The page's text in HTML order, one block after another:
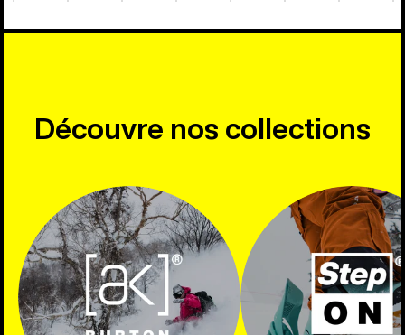
Découvre nos collections